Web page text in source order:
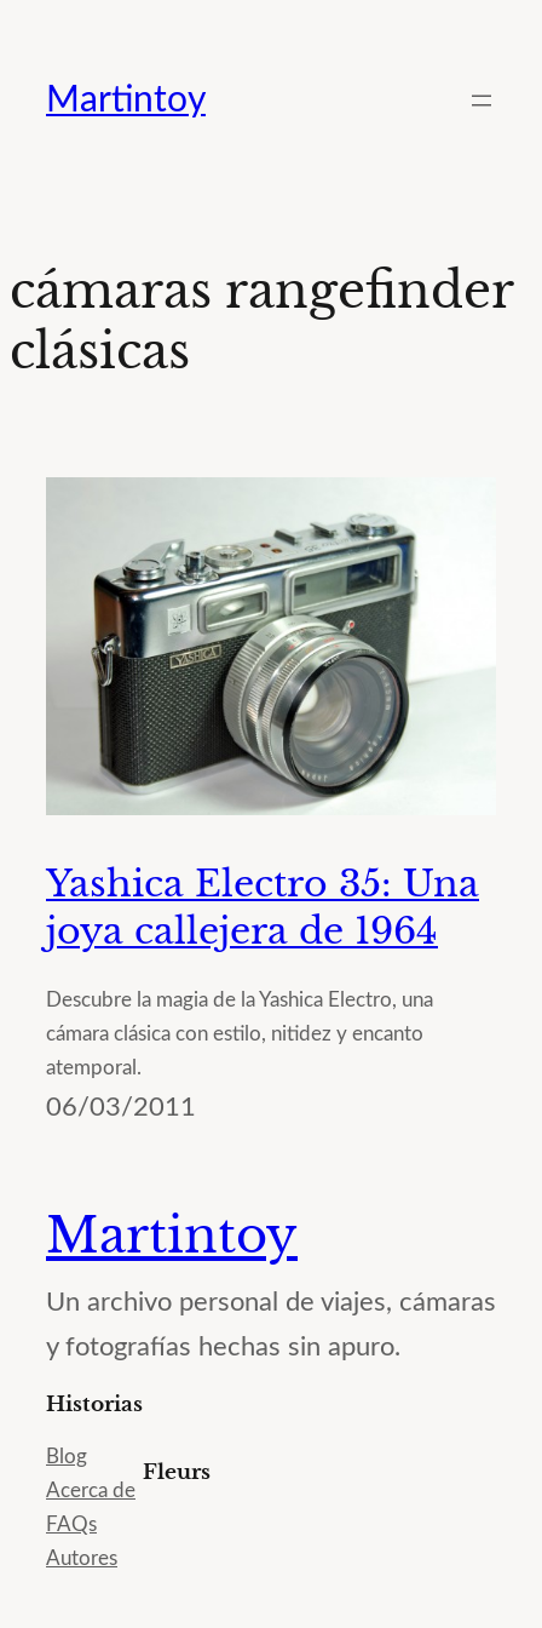
contenido
Martintoy
cámaras rangefinder
clásicas
Yashica Electro 35: Una
joya callejera de 1964
Descubre la magia de la Yashica Electro, una
cámara clásica con estilo, nitidez y encanto
atemporal.
06/03/2011
Martintoy
Un archivo personal de viajes, cámaras
y fotografías hechas sin apuro.
Historias
Blog
Acerca de
FAQs
Autores
Fleurs